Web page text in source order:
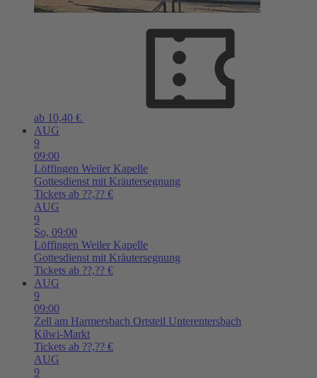
ab 10,40 €
AUG
9
09:00
Löffingen Weiler Kapelle
Gottesdienst mit Kräutersegnung
Tickets ab ??,?? €
AUG
9
So, 09:00
Löffingen Weiler Kapelle
Gottesdienst mit Kräutersegnung
Tickets ab ??,?? €
AUG
9
09:00
Zell am Harmersbach Ortsteil Unterentersbach
Kilwi-Markt
Tickets ab ??,?? €
AUG
9